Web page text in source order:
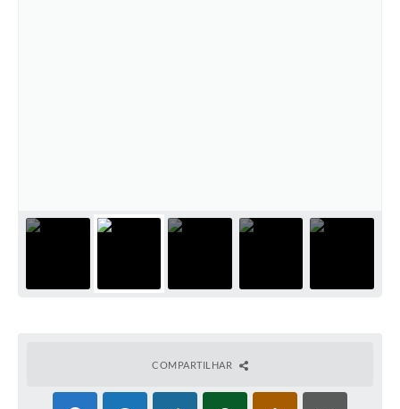
Lei Aldir Blanc
Publicidade
Notícias
COMPARTILHAR